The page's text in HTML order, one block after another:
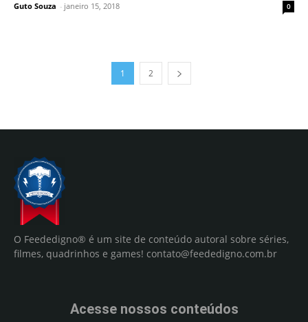
Guto Souza - janeiro 15, 2018 0
1 2
O Feededigno® é um site de conteúdo autoral sobre séries,
filmes, quadrinhos e games! contato@feededigno.com.br
Acesse nossos conteúdos